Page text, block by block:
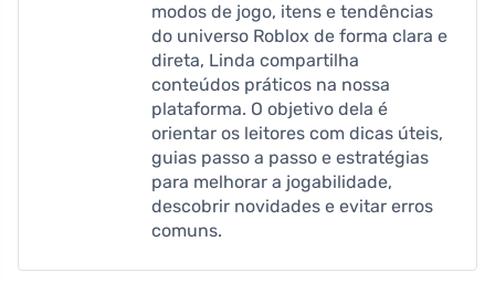
modos de jogo, itens e tendências
do universo Roblox de forma clara e
direta, Linda compartilha
conteúdos práticos na nossa
plataforma. O objetivo dela é
orientar os leitores com dicas úteis,
guias passo a passo e estratégias
para melhorar a jogabilidade,
descobrir novidades e evitar erros
comuns.